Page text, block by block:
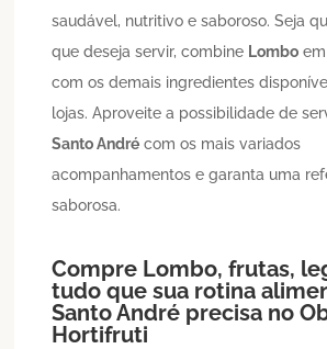
saudável, nutritivo e saboroso. Seja
que deseja servir, combine Lombo
com os demais ingredientes
lojas. Aproveite a possibilidade de
Santo André com os mais variados
acompanhamentos e garanta uma
saborosa.
Compre Lombo, frutas,
tudo que sua rotina
Santo André precisa no
Hortifruti